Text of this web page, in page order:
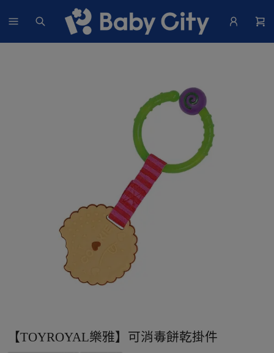
【TOYROYAL樂雅】可消毒餅乾掛件